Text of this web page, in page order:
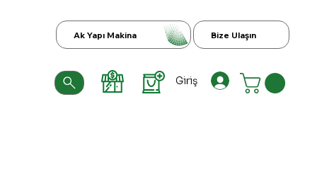
Giriş
Ak Yapı Makina Bize Ulaşın